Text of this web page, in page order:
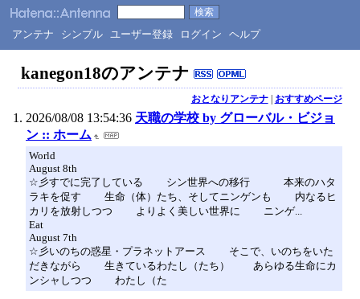
アンテナ シンプル ユーザー登録 ログイン ヘルプ
kanegon18のアンテナ
おとなりアンテナ| おすすめページ
2026/08/08 13:54:36 天職の学校 by グローバル・ビジョ
ン :: ホーム
World
August 8th
☆彡すでに完了している シン世界への移行 本来のハタ
ラキを促す 生命（体）たち、そしてニンゲンも 内なるヒ
カリを放射しつつ よりよく美しい世界に ニンゲ...
Eat
August 7th
☆彡いのちの惑星・プラネットアース そこで、いのちをいた
だきながら 生きているわたし（たち） あらゆる生命にカ
ンシャしつつ わたし（た